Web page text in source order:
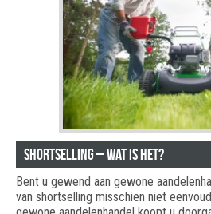
Shortselling – wat is het?
Bent u gewend aan gewone
van shortselling misschien niet